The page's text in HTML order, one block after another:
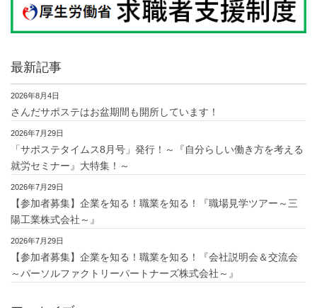
最新記事
2026年8月4日
さんだサポステはお盆期間も開所しています！
2026年7月29日
「サポステタイムス8月号」発行！～『自分らしい働き方を考える
就労セミナー』大特集！～
2026年7月29日
【参加者募集】企業を知る！職業を知る！『職場見学ツアー～三
陽工業株式会社～』
2026年7月29日
【参加者募集】企業を知る！職業を知る！『会社説明会＆交流会
～パーソルファクトリーパートナーズ株式会社～』